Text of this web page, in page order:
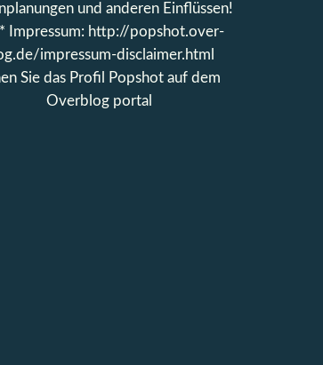
und anderen Einflüssen!
Impressum: http://popshot.over-
impressum-disclaimer.html
Sie das Profil
Popshot auf dem
Overblog portal